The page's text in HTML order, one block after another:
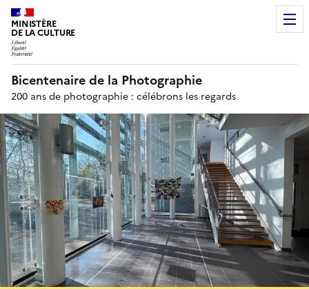
MINISTÈRE
DE LA CULTURE
Bicentenaire de la Photographie
200 ans de photographie : célébrons les regards